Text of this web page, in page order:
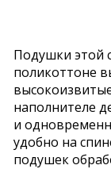
Подушки этой
поликоттоне
наполнителе
и
удобно на
подушек